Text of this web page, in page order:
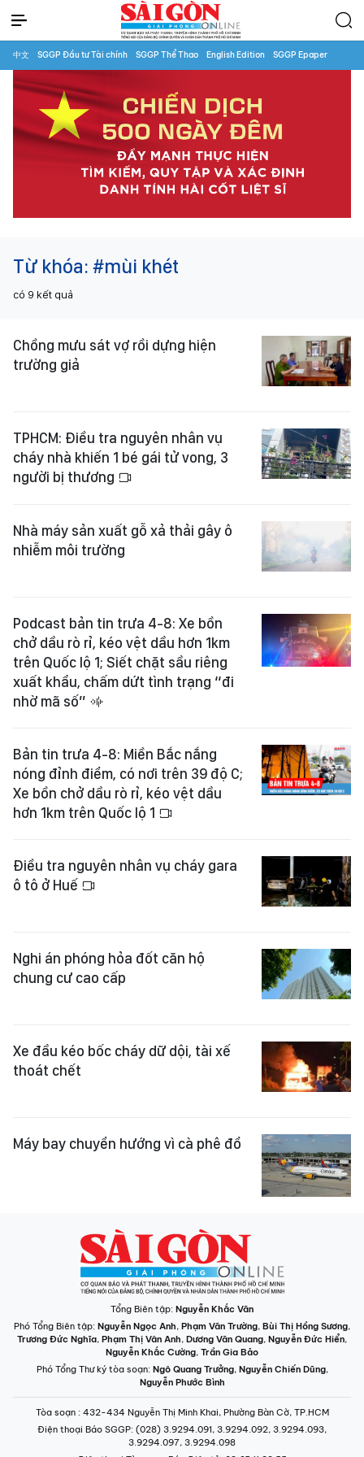
中文 SGGP Đầu tư Tài chính SGGP Thể Thao English Edition SGGP Epaper
Từ khóa: #mùi khét
có 9 kết quả
Chồng mưu sát vợ rồi dựng hiện
trường giả
TPHCM: Điều tra nguyên nhân vụ
cháy nhà khiến 1 bé gái tử vong, 3
người bị thương
Nhà máy sản xuất gỗ xả thải gây ô
nhiễm môi trường
Podcast bản tin trưa 4-8: Xe bồn
chở dầu rò rỉ, kéo vệt dầu hơn 1km
trên Quốc lộ 1; Siết chặt sầu riêng
xuất khẩu, chấm dứt tình trạng “đi
nhờ mã số”
Bản tin trưa 4-8: Miền Bắc nắng
nóng đỉnh điểm, có nơi trên 39 độ C;
Xe bồn chở dầu rò rỉ, kéo vệt dầu
hơn 1km trên Quốc lộ 1
Điều tra nguyên nhân vụ cháy gara
ô tô ở Huế
Nghi án phóng hỏa đốt căn hộ
chung cư cao cấp
Xe đầu kéo bốc cháy dữ dội, tài xế
thoát chết
Máy bay chuyển hướng vì cà phê đổ
Tổng Biên tập: Nguyễn Khắc Văn
Phó Tổng Biên tập: Nguyễn Ngọc Anh, Phạm Văn Trường, Bùi Thị Hồng Sương,
Trương Đức Nghĩa, Phạm Thị Vân Anh, Dương Văn Quang, Nguyễn Đức Hiển,
Nguyễn Khắc Cường, Trần Gia Bảo
Phó Tổng Thư ký tòa soạn: Ngô Quang Trưởng, Nguyễn Chiến Dũng,
Nguyễn Phước Bình
Tòa soạn : 432-434 Nguyễn Thị Minh Khai, Phường Bàn Cờ, TP.HCM
Điện thoại Báo SGGP: (028) 3.9294.091, 3.9294.092, 3.9294.093,
3.9294.097, 3.9294.098